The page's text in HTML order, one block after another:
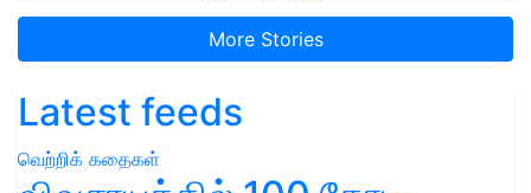
More Stories
Latest feeds
வெற்றிக் கதைகள்